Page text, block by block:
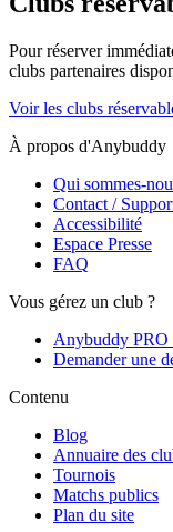
Pour réserver
clubs partenaires
Voir les clubs
À propos d'Anybuddy
Qui sommes-
Contact /
Accessibilité
Espace Presse
FAQ
Vous gérez un club ?
Anybuddy PRO
Demander une
Contenu
Blog
Annuaire des
Tournois
Matchs publics
Plan du site